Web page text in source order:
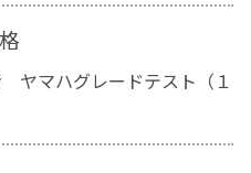
マハグレードテスト（１